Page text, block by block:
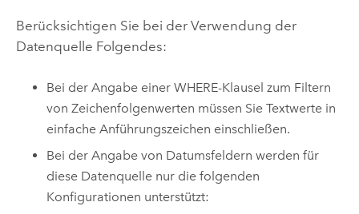
Berücksichtigen Sie bei der Verwendung der
Datenquelle Folgendes:
Bei der Angabe einer WHERE-Klausel zum Filtern
von Zeichenfolgenwerten müssen Sie Textwerte in
einfache Anführungszeichen einschließen.
Bei der Angabe von Datumsfeldern werden für
diese Datenquelle nur die folgenden
Konfigurationen unterstützt: